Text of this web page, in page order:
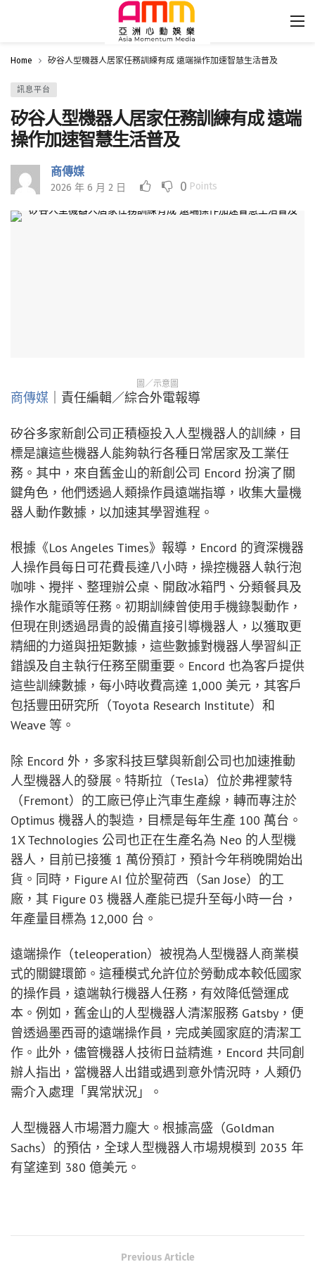
Home 矽谷人型機器人居家任務訓練有成 遠端操作加速智慧生活普及
訊息平台
矽谷人型機器人居家任務訓練有成 遠端
操作加速智慧生活普及
商傳媒
2026 年 6 月 2 日 0 Points
圖／示意圖
商傳媒 ｜責任編輯／綜合外電報導
矽谷多家新創公司正積極投入人型機器人的訓練，目
標是讓這些機器人能夠執行各種日常居家及工業任
務。其中，來自舊金山的新創公司 Encord 扮演了關
鍵角色，他們透過人類操作員遠端指導，收集大量機
器人動作數據，以加速其學習進程。
根據《Los Angeles Times》報導，Encord 的資深機器
人操作員每日可花費長達八小時，操控機器人執行泡
咖啡、攪拌、整理辦公桌、開啟冰箱門、分類餐具及
操作水龍頭等任務。初期訓練曾使用手機錄製動作，
但現在則透過昂貴的設備直接引導機器人，以獲取更
精細的力道與扭矩數據，這些數據對機器人學習糾正
錯誤及自主執行任務至關重要。Encord 也為客戶提供
這些訓練數據，每小時收費高達 1,000 美元，其客戶
包括豐田研究所（Toyota Research Institute）和
Weave 等。
除 Encord 外，多家科技巨擘與新創公司也加速推動
人型機器人的發展。特斯拉（Tesla）位於弗裡蒙特
（Fremont）的工廠已停止汽車生產線，轉而專注於
Optimus 機器人的製造，目標是每年生產 100 萬台。
1X Technologies 公司也正在生產名為 Neo 的人型機
器人，目前已接獲 1 萬份預訂，預計今年稍晚開始出
貨。同時，Figure AI 位於聖荷西（San Jose）的工
廠，其 Figure 03 機器人產能已提升至每小時一台，
年產量目標為 12,000 台。
遠端操作（teleoperation）被視為人型機器人商業模
式的關鍵環節。這種模式允許位於勞動成本較低國家
的操作員，遠端執行機器人任務，有效降低營運成
本。例如，舊金山的人型機器人清潔服務 Gatsby，便
曾透過墨西哥的遠端操作員，完成美國家庭的清潔工
作。此外，儘管機器人技術日益精進，Encord 共同創
辦人指出，當機器人出錯或遇到意外情況時，人類仍
需介入處理「異常狀況」。
人型機器人市場潛力龐大。根據高盛（Goldman
Sachs）的預估，全球人型機器人市場規模到 2035 年
有望達到 380 億美元。
Previous Article